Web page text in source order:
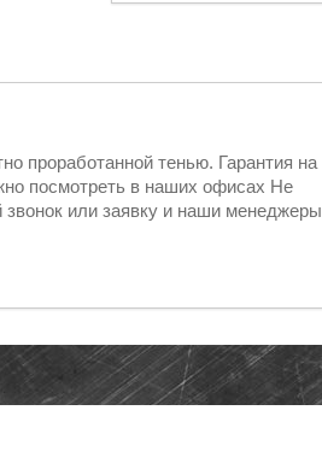
проработанной тенью. Гарантия на
посмотреть в наших офисах Не
или заявку и наши менеджеры